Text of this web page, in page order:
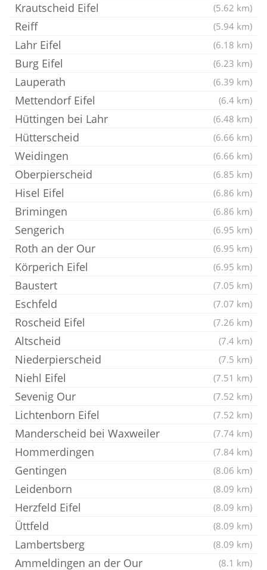
Krautscheid Eifel (5.62 km)
Reiff (5.94 km)
Lahr Eifel (6.18 km)
Burg Eifel (6.23 km)
Lauperath (6.39 km)
Mettendorf Eifel (6.4 km)
Hüttingen bei Lahr (6.48 km)
Hütterscheid (6.66 km)
Weidingen (6.66 km)
Oberpierscheid (6.85 km)
Hisel Eifel (6.86 km)
Brimingen (6.86 km)
Sengerich (6.95 km)
Roth an der Our (6.95 km)
Körperich Eifel (6.95 km)
Baustert (7.05 km)
Eschfeld (7.07 km)
Roscheid Eifel (7.26 km)
Altscheid (7.4 km)
Niederpierscheid (7.5 km)
Niehl Eifel (7.51 km)
Sevenig Our (7.52 km)
Lichtenborn Eifel (7.52 km)
Manderscheid bei Waxweiler (7.74 km)
Hommerdingen (7.84 km)
Gentingen (8.06 km)
Leidenborn (8.09 km)
Herzfeld Eifel (8.09 km)
Üttfeld (8.09 km)
Lambertsberg (8.09 km)
Ammeldingen an der Our (8.1 km)